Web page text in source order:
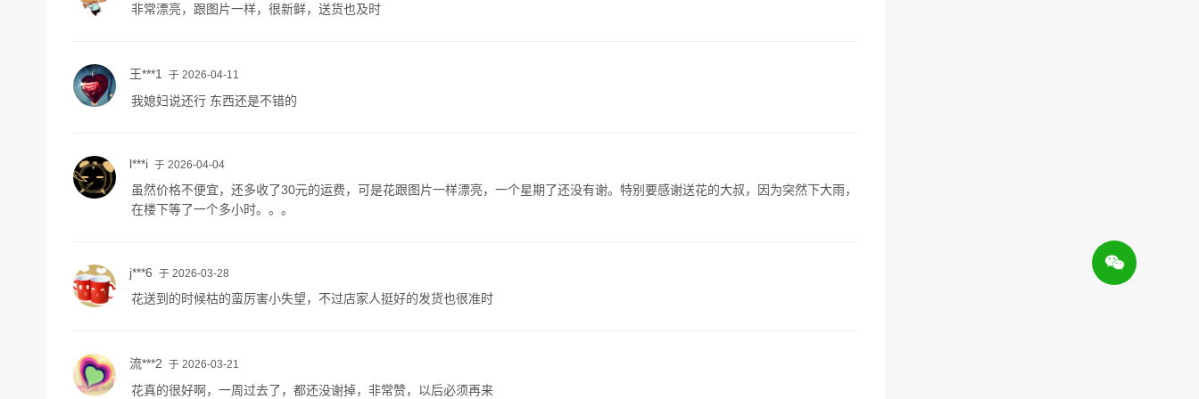
非常漂亮，跟图片一样，很新鲜，送货也及时
王***1 于 2026-04-11
我媳妇说还行 东西还是不错的
l***i 于 2026-04-04
虽然价格不便宜，还多收了30元的运费，可是花跟图片一样漂亮，一个星期了还没有谢。特别要感谢送花的大叔，因为突然下大雨，
在楼下等了一个多小时。。。
j***6 于 2026-03-28
花送到的时候枯的蛮厉害小失望，不过店家人挺好的发货也很准时
流***2 于 2026-03-21
花真的很好啊，一周过去了，都还没谢掉，非常赞，以后必须再来